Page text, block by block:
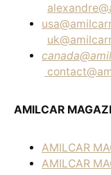
AMILCAR
AMILCAR
AMILCAR